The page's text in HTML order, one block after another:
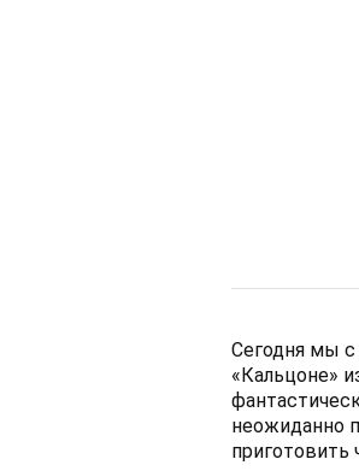
Сегодня мы с
«Кальцоне»
неожиданно
приготовить